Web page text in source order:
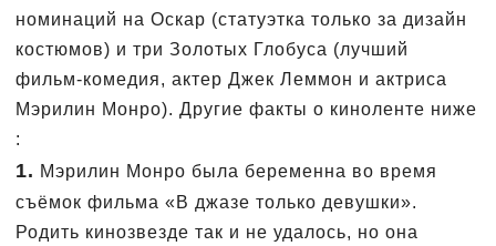
номинаций на Оскар (статуэтка только за дизайн
костюмов) и три Золотых Глобуса (лучший
фильм-комедия, актер Джек Леммон и актриса
Мэрилин Монро). Другие факты о киноленте ниже
:
1. Мэрилин Монро была беременна во время
съёмок фильма «В джазе только девушки».
Родить кинозвезде так и не удалось, но она